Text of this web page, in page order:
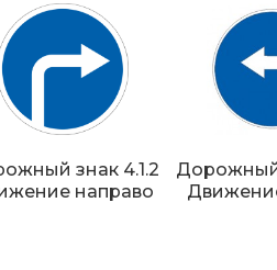
знак 4.1.2
направо
Дорожный